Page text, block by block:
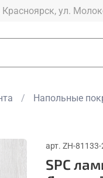
Красноярск, ул.
Напольные
арт. ZH-81133-
SPC